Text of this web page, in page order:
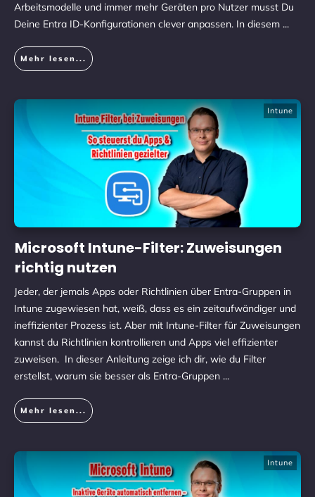
Arbeitsmodelle und immer mehr Geräten pro Nutzer musst Du
Deine Entra ID-Konfigurationen clever anpassen. In diesem ...
Mehr lesen...
Intune
Microsoft Intune-Filter: Zuweisungen
richtig nutzen
Jeder, der jemals Apps oder Richtlinien über Entra-Gruppen in
Intune zugewiesen hat, weiß, dass es ein zeitaufwändiger und
ineffizienter Prozess ist. Aber mit Intune-Filter für Zuweisungen
kannst du Richtlinien kontrollieren und Apps viel effizienter
zuweisen. In dieser Anleitung zeige ich dir, wie du Filter
erstellst, warum sie besser als Entra-Gruppen ...
Mehr lesen...
Intune